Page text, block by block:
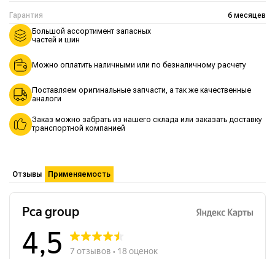
Гарантия 6 месяцев
Большой ассортимент запасных
частей и шин
Можно оплатить наличными или по безналичному расчету
Поставляем оригинальные запчасти, а так же качественные
аналоги
Заказ можно забрать из нашего склада или заказать доставку
транспортной компанией
Отзывы Применяемость